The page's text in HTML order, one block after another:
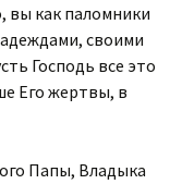
вы как паломники
своими
Господь все это
Его жертвы, в
Папы, Владыка